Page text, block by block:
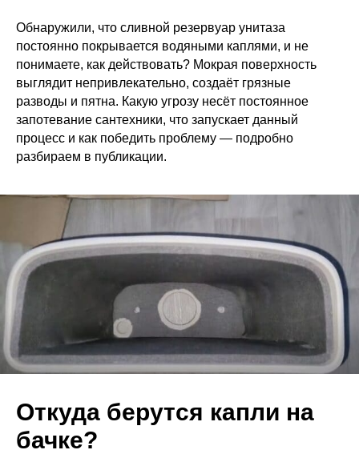
Обнаружили, что сливной резервуар унитаза
постоянно покрывается водяными каплями, и не
понимаете, как действовать? Мокрая поверхность
выглядит непривлекательно, создаёт грязные
разводы и пятна. Какую угрозу несёт постоянное
запотевание сантехники, что запускает данный
процесс и как победить проблему — подробно
разбираем в публикации.
Откуда берутся капли на
бачке?